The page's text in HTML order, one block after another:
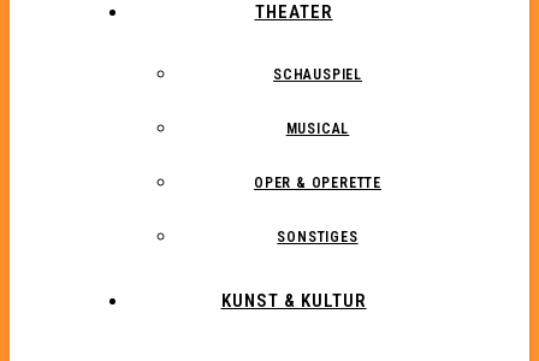
THEATER
SCHAUSPIEL
MUSICAL
OPER & OPERETTE
SONSTIGES
KUNST & KULTUR